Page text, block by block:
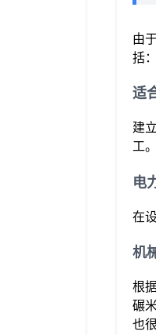
由
括
适
建
工
电
在
机
根
碾
也